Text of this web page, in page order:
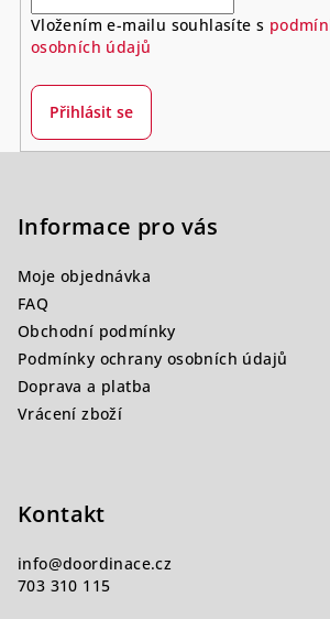
Vložením e-mailu souhlasíte s
osobních údajů
Přihlásit se
Informace pro vás
Moje objednávka
FAQ
Obchodní podmínky
Podmínky ochrany osobních údajů
Doprava a platba
Vrácení zboží
Kontakt
info@doordinace.cz
703 310 115